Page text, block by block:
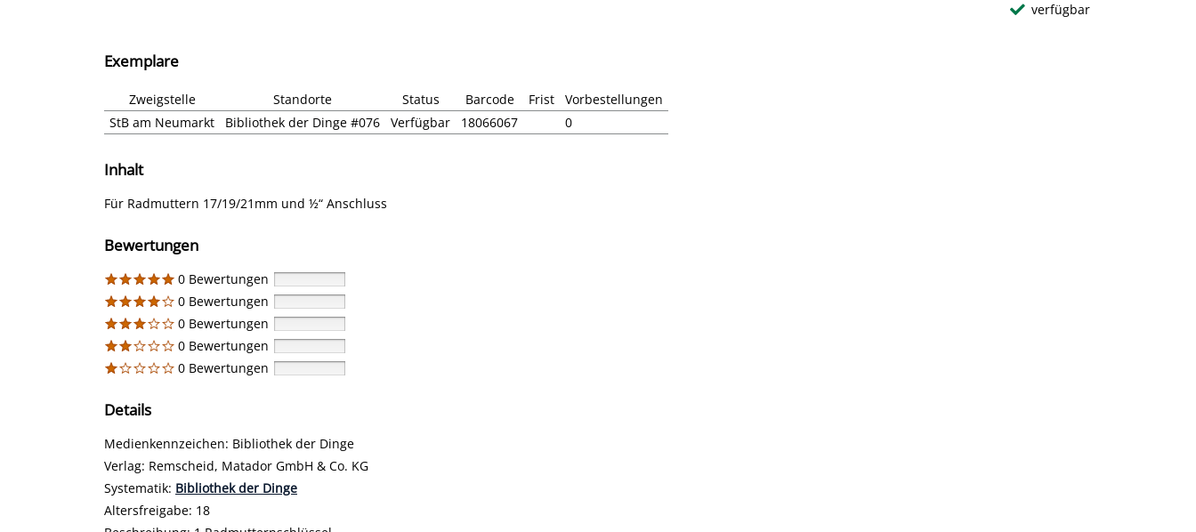
verfügbar
Exemplare
Zweigstelle Standorte Status Barcode Frist
Vorbestellungen
StB am Neumarkt
Bibliothek der Dinge #076 Verfügbar 18066067 0
Inhalt
Für Radmuttern 17/19/21mm und ½“ Anschluss
Bewertungen
0 Bewertungen
0 Bewertungen
0 Bewertungen
0 Bewertungen
0 Bewertungen
Details
Suche nach diesem Verfasser
Medienkennzeichen: Bibliothek der Dinge
Verlag: Remscheid, Matador GmbH & Co. KG
opens in new tab
Diesen Link in neuem Tab öffnen
Systematik: Suche nach dieser Systematik
Bibliothek der Dinge
Suche nach diesem Interessenskreis
Altersfreigabe: 18